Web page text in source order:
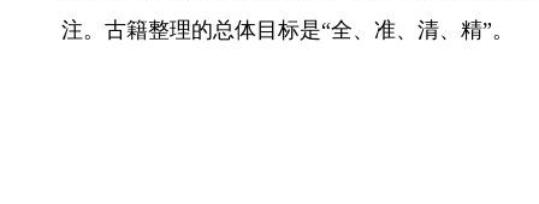
注。古籍整理的总体目标是“全、准、清、精”。